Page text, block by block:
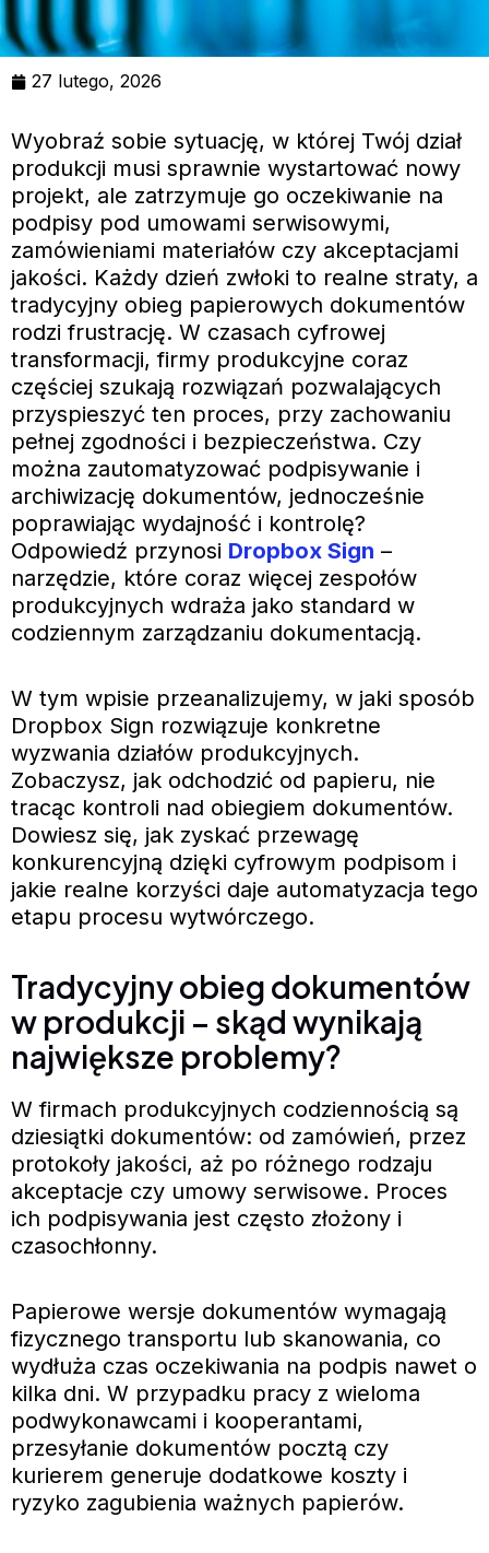
27 lutego, 2026
Wyobraź sobie sytuację, w której Twój dział
produkcji musi sprawnie wystartować nowy
projekt, ale zatrzymuje go oczekiwanie na
podpisy pod umowami serwisowymi,
zamówieniami materiałów czy akceptacjami
jakości. Każdy dzień zwłoki to realne straty, a
tradycyjny obieg papierowych dokumentów
rodzi frustrację. W czasach cyfrowej
transformacji, firmy produkcyjne coraz
częściej szukają rozwiązań pozwalających
przyspieszyć ten proces, przy zachowaniu
pełnej zgodności i bezpieczeństwa. Czy
można zautomatyzować podpisywanie i
archiwizację dokumentów, jednocześnie
poprawiając wydajność i kontrolę?
Odpowiedź przynosi Dropbox Sign –
narzędzie, które coraz więcej zespołów
produkcyjnych wdraża jako standard w
codziennym zarządzaniu dokumentacją.
W tym wpisie przeanalizujemy, w jaki sposób
Dropbox Sign rozwiązuje konkretne
wyzwania działów produkcyjnych.
Zobaczysz, jak odchodzić od papieru, nie
tracąc kontroli nad obiegiem dokumentów.
Dowiesz się, jak zyskać przewagę
konkurencyjną dzięki cyfrowym podpisom i
jakie realne korzyści daje automatyzacja tego
etapu procesu wytwórczego.
Tradycyjny obieg dokumentów
w produkcji – skąd wynikają
największe problemy?
W firmach produkcyjnych codziennością są
dziesiątki dokumentów: od zamówień, przez
protokoły jakości, aż po różnego rodzaju
akceptacje czy umowy serwisowe. Proces
ich podpisywania jest często złożony i
czasochłonny.
Papierowe wersje dokumentów wymagają
fizycznego transportu lub skanowania, co
wydłuża czas oczekiwania na podpis nawet o
kilka dni. W przypadku pracy z wieloma
podwykonawcami i kooperantami,
przesyłanie dokumentów pocztą czy
kurierem generuje dodatkowe koszty i
ryzyko zagubienia ważnych papierów.